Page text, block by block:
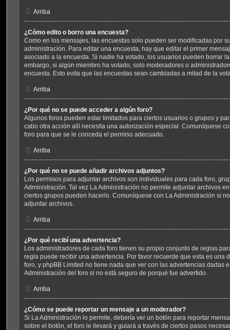
Arriba
¿Cómo edito o borro una encuesta?
Como en los mensajes, las encuestas solo pueden ser modificadas por
administración. Para editar una encuesta, hay que editar el primer
asociado a la encuesta. Si nadie ha votado, los usuarios pueden borrar
embargo, si algún miembro ha votado, solo moderadores o
encuesta. Esto evita que las encuestas sean cambiadas a mitad de la
Arriba
¿Por qué no se puede acceder a algún foro?
Algunos foros pueden estar limitados para ciertos usuarios o grupos y
cabo otra acción allí necesita una autorización especial. Comuníquese
foro para que se le conceda el permiso adecuado.
Arriba
¿Por qué no se puede añadir archivos adjuntos?
Los permisos para adjuntar archivos son individuales para cada foro,
Administración. Tal vez La Administración no permite adjuntar archivos
ciertos grupos pueden hacerlo. Comuníquese con La Administración si
adjuntar archivos.
Arriba
¿Por qué recibí una advertencia?
Los administradores de cada foro tienen su propio conjunto de reglas
regla puede recibir una advertencia. Por favor recuerde que esta es una
foro, y phpBB Limited no tiene nada que ver con las advertencias dadas
Administración del foro si no está seguro de porqué fue advertido.
Arriba
¿Cómo se puede reportar un mensaje a un moderador?
Si La Administración lo permite, debería ver un botón para reportar
sobre el botón, el foro le llevará y guiará a través de ciertos pasos